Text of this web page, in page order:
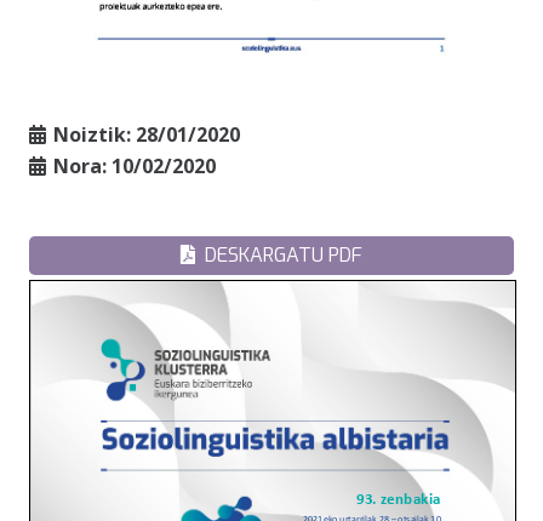
Noiztik: 28/01/2020
Nora: 10/02/2020
DESKARGATU PDF